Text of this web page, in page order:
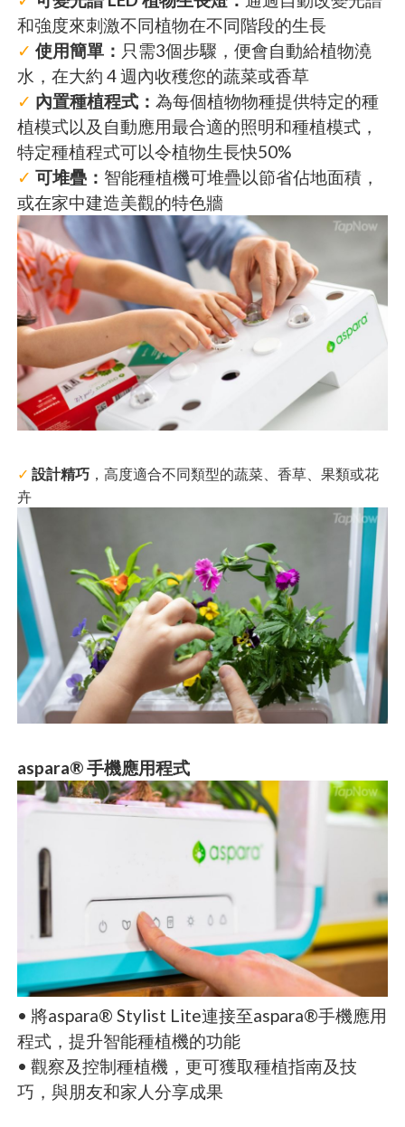
和強度來刺激不同植物在不同階段的生長
✓ 使用簡單： 只需3個步驟，便會自動給植物澆
水，在大約 4 週內收穫您的蔬菜或香草
✓ 內置種植程式： 為每個植物物種提供特定的種
植模式以及自動應用最合適的照明和種植模式，
特定種植程式可以令植物生長快50%
✓ 可堆疊： 智能種植機可堆疊以節省佔地面積，
或在家中建造美觀的特色牆
✓ 設計精巧 ，高度適合不同類型的蔬菜、香草、果類或花
卉
aspara® 手機應用程式
• 將aspara® Stylist Lite連接至aspara®手機應用
程式，提升智能種植機的功能
• 觀察及控制種植機，更可獲取種植指南及技
巧，與朋友和家人分享成果